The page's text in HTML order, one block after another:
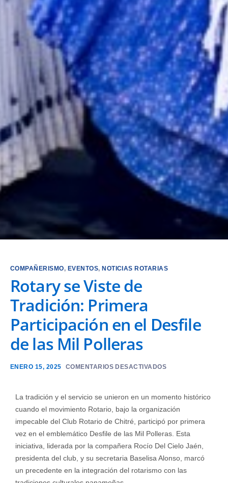
COMPAÑERISMO, EVENTOS,NOTICIAS ROTARIAS
Rotary se Viste de
Tradición: Primera
Participación en el Desfile
de las Mil Polleras
ENERO 15, 2025 COMENTARIOS DESACTIVADOS
La tradición y el servicio se unieron en un momento histórico
cuando el movimiento Rotario, bajo la organización
impecable del Club Rotario de Chitré, participó por primera
vez en el emblemático Desfile de las Mil Polleras. Esta
iniciativa, liderada por la compañera Rocío Del Cielo Jaén,
presidenta del club, y su secretaria Baselisa Alonso, marcó
un precedente en la integración del rotarismo con las